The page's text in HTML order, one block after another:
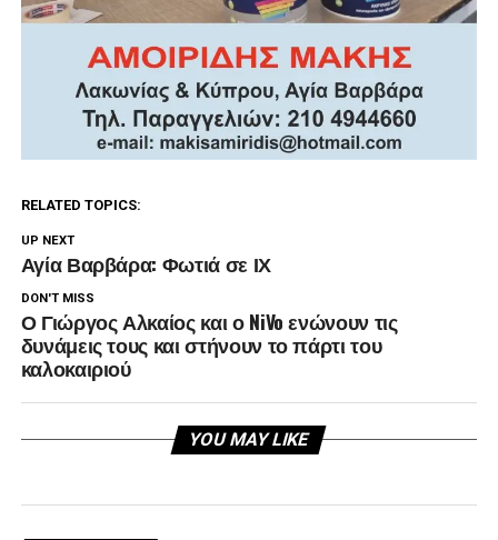
RELATED TOPICS:
UP NEXT
Αγία Βαρβάρα: Φωτιά σε ΙΧ
DON'T MISS
Ο Γιώργος Αλκαίος και ο NiVo ενώνουν τις
δυνάμεις τους και στήνουν το πάρτι του
καλοκαιριού
YOU MAY LIKE